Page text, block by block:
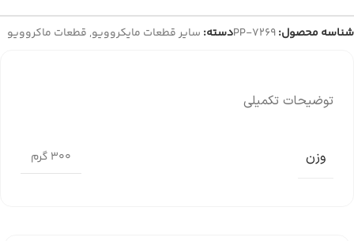
شناسه محصول:PP-7269دسته: سایر قطعات مایکروویو, قطعات ماکروویو
توضیحات تکمیلی
وزن 300 گرم